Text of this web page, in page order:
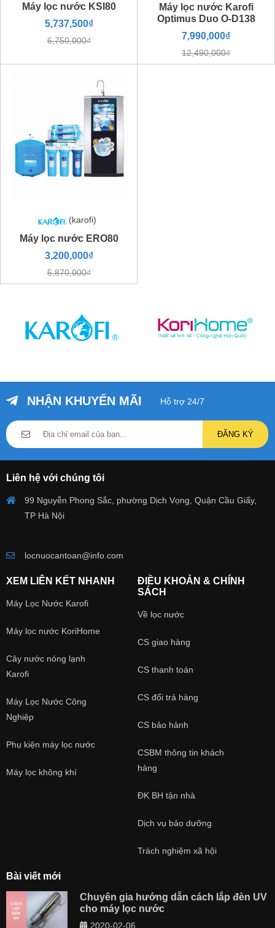
Máy lọc nước KSI80
5,737,500₫
6,750,000₫
Máy lọc nước Karofi
Optimus Duo O-D138
7,990,000₫
12,490,000₫
(karofi)
Máy lọc nước ERO80
3,200,000₫
5,870,000₫
NHẬN KHUYẾN MÃI Hỗ trợ 24/7
ĐĂNG KÝ
Liên hệ với chúng tôi
99 Nguyễn Phong Sắc, phường Dịch Vọng, Quận Cầu Giấy,
TP Hà Nội
locnuocantoan@info.com
XEM LIÊN KẾT NHANH
Máy Lọc Nước Karofi
Máy lọc nước KoriHome
Cây nước nóng lạnh
Karofi
Máy Lọc Nước Công
Nghiệp
Phụ kiện máy lọc nước
Máy lọc không khí
ĐIỀU KHOẢN & CHÍNH
SÁCH
Về lọc nước
CS giao hàng
CS thanh toán
CS đổi trả hàng
CS bảo hành
CSBM thông tin khách
hàng
ĐK BH tận nhà
Dịch vụ bảo dưỡng
Trách nghiệm xã hội
Bài viết mới
Chuyên gia hướng dẫn cách lắp đèn UV
cho máy lọc nước
2020-02-06